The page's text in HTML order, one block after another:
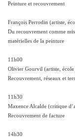
Peinture et recouvrement
François Perrodin (artiste,
Du recouvrement comme
matérielles de la peinture
11h00
Olivier Gourvil (artiste, école
Recouvrement, réseaux et
11h30
Maxence Alcalde (critique
Recouvrement de facture
14h30